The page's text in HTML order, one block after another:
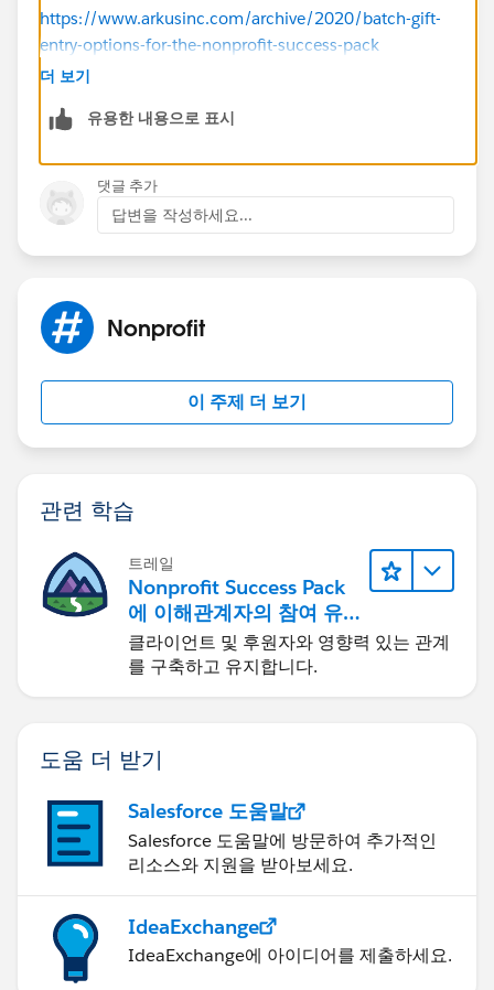
https://www.arkusinc.com/archive/2020/batch-gift-
entry-options-for-the-nonprofit-success-pack
더 보기
유용한 내용으로 표시
댓글 추가
답변을 작성하세요...
Nonprofit
이 주제 더 보기
관련 학습
트레일
Nonprofit Success Pack
에 이해관계자의 참여 유
도하기
클라이언트 및 후원자와 영향력 있는 관계
를 구축하고 유지합니다.
도움 더 받기
Salesforce 도움말
Salesforce 도움말에 방문하여 추가적인
리소스와 지원을 받아보세요.
IdeaExchange
IdeaExchange에 아이디어를 제출하세요.